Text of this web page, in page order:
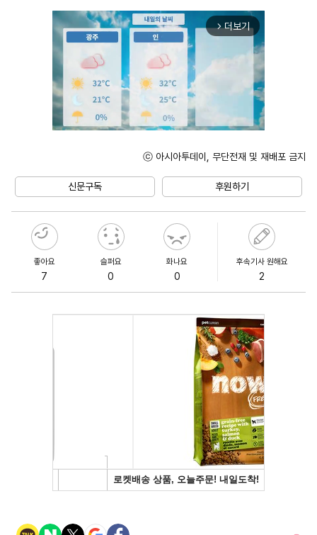
arrow_forward_ios 더보기
ⓒ 아시아투데이, 무단전재 및 재배포 금지
신문구독 후원하기
좋아요
7
슬퍼요
0
화나요
0
후속기사 원해요
2